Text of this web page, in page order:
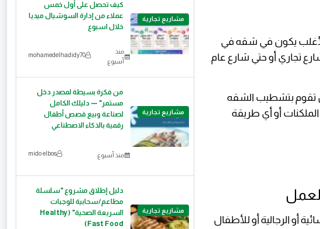
الأغلب يكون في شقه في
تجاري أو حتي شارع عام
تقوم بتشطيب الشقه
أو أي طريقة
أو الرجالية أو للأطفال
مشاريع تجارية
كيف تحصل على أول خمس
عملاء من إدارة السوشيال ميديا
خلال اسبوع
منذ
أسبوع
mohamedelhadidy70
مشاريع تجارية
من فكرة بسيطة لمصدر دخل
مستمر" — دليلك الكامل
لصناعة وبيع قصص أطفال
رقمية بالذكاء الاصطناعي
منذ أسبوع mido elbos
مشاريع تجارية
دليل إطلاق مشروع "سلسلة
مطاعم/سحابية للوجبات
السريعة الصحية" (Healthy
Fast Food)